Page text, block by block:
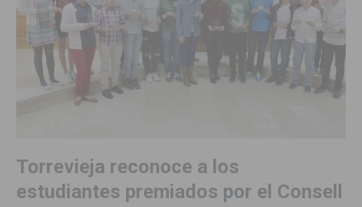
Torrevieja reconoce a los
estudiantes premiados por el Consell